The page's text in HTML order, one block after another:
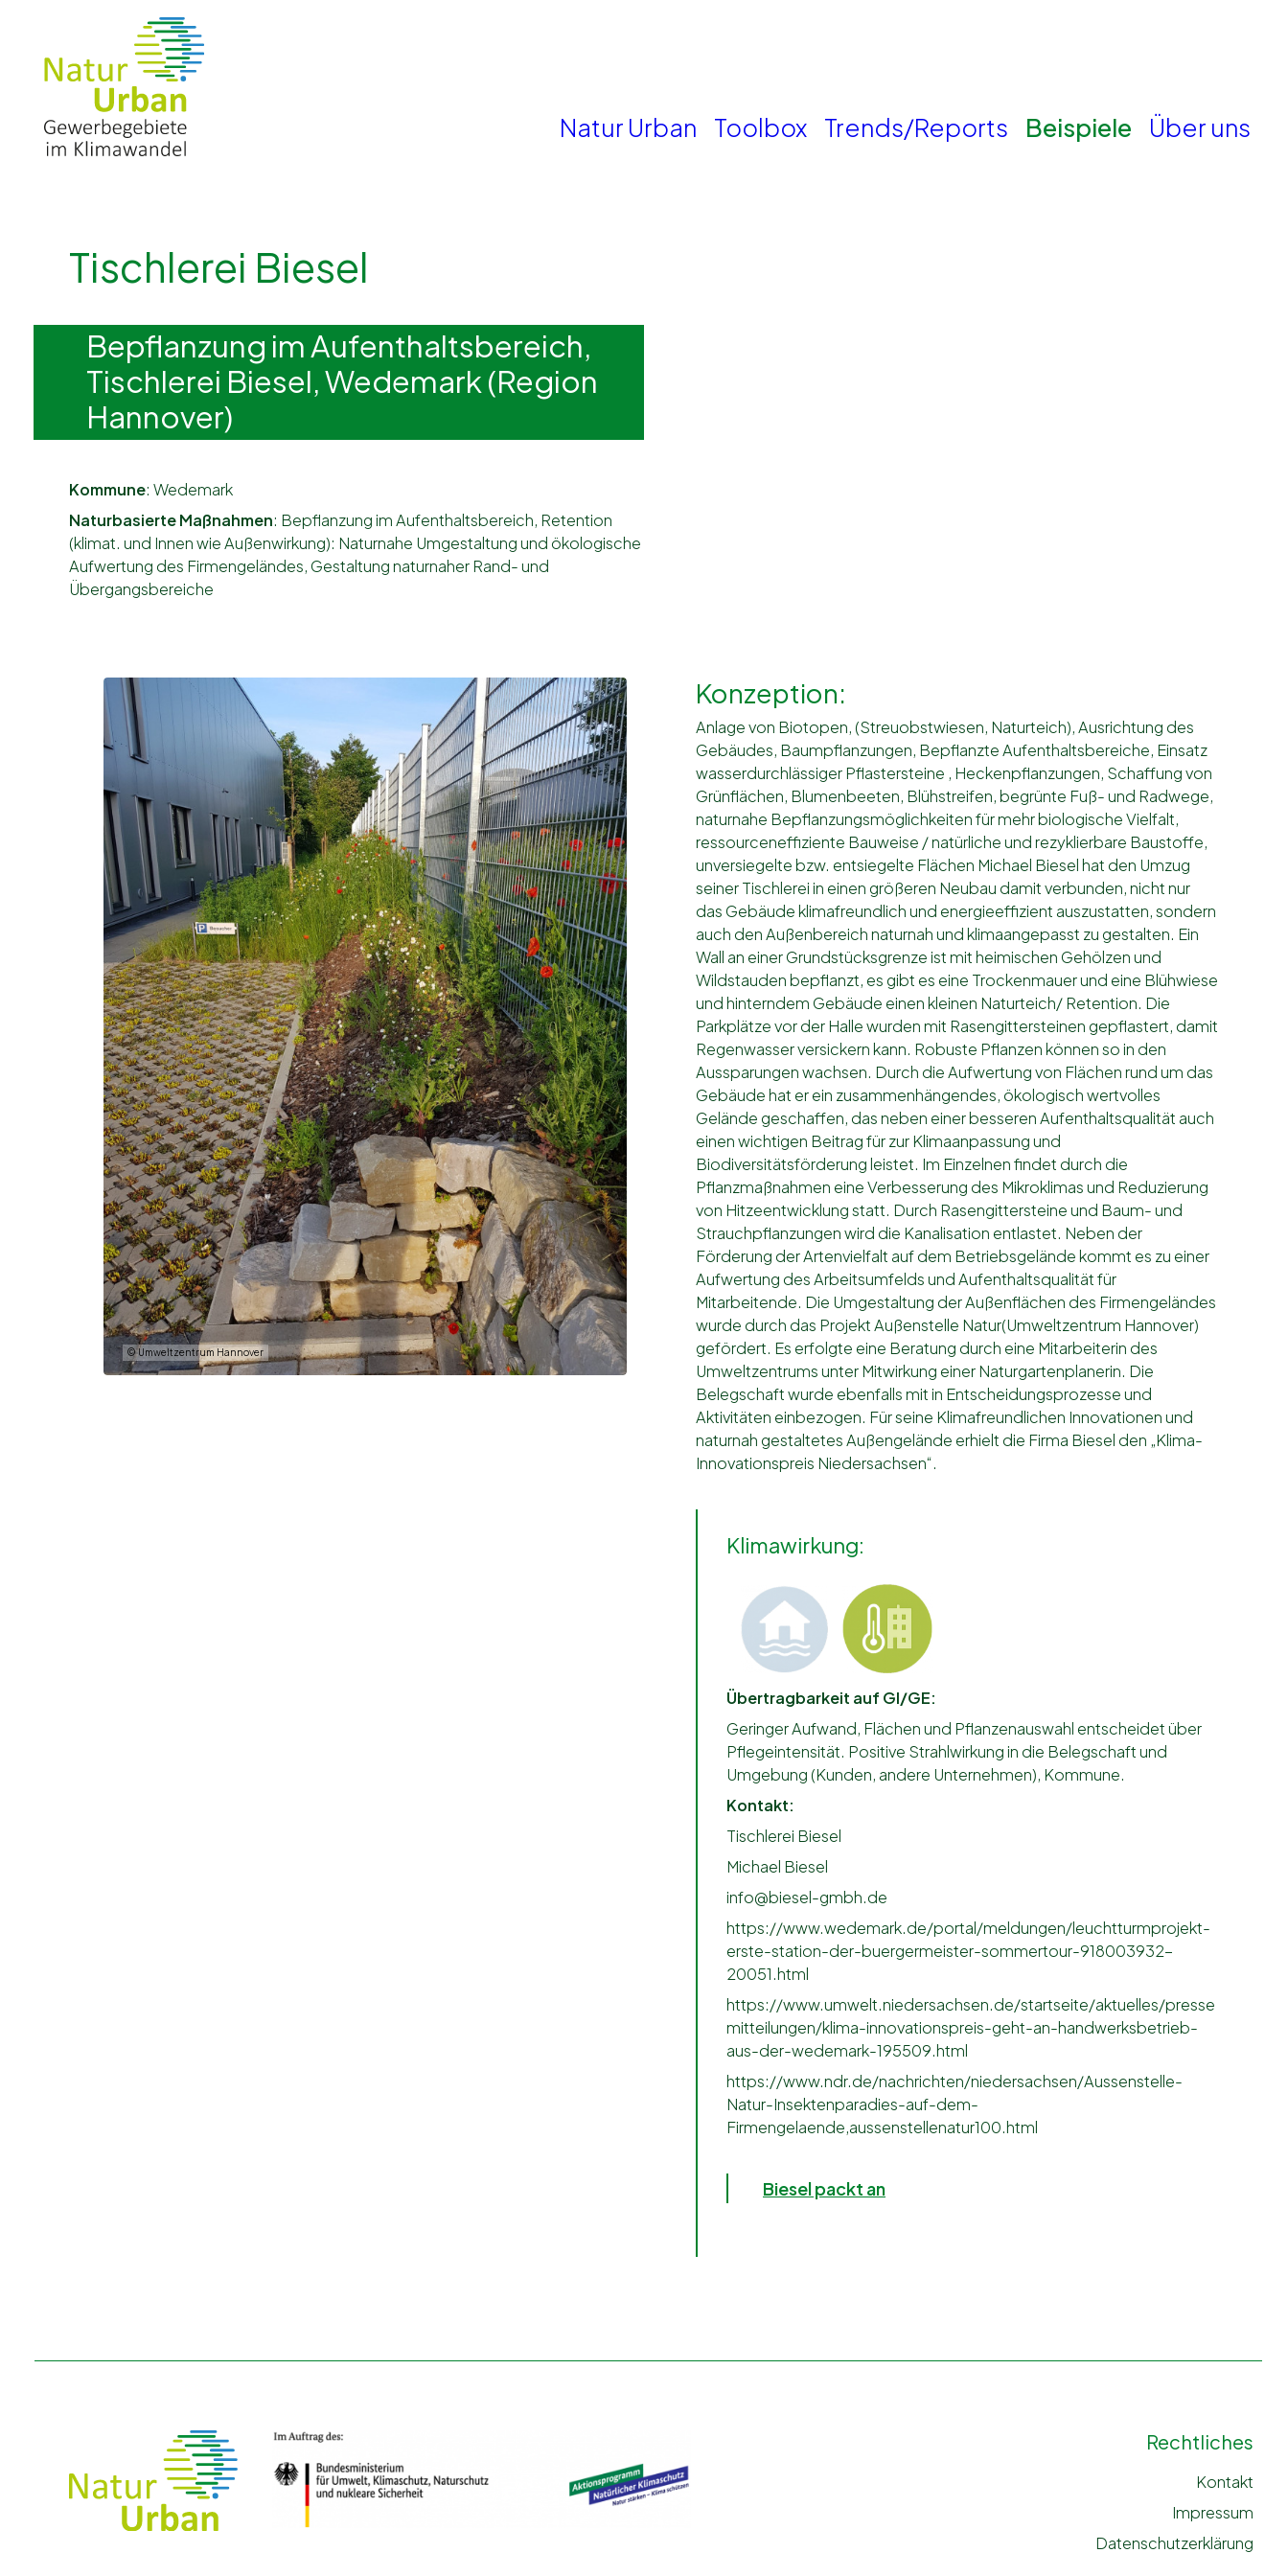
Natur Urban Toolbox Trends/Reports Beispiele Über uns
Tischlerei Biesel
Bepflanzung im Aufenthaltsbereich,
Tischlerei Biesel, Wedemark (Region
Hannover)
Kommune: Wedemark
Naturbasierte Maßnahmen: Bepflanzung im Aufenthaltsbereich, Retention
(klimat. und Innen wie Außenwirkung): Naturnahe Umgestaltung und ökologische
Aufwertung des Firmengeländes, Gestaltung naturnaher Rand- und
Übergangsbereiche
© Umweltzentrum Hannover
Konzeption:
Anlage von Biotopen, (Streuobstwiesen, Naturteich), Ausrichtung des
Gebäudes, Baumpflanzungen, Bepflanzte Aufenthaltsbereiche, Einsatz
wasserdurchlässiger Pflastersteine , Heckenpflanzungen, Schaffung von
Grünflächen, Blumenbeeten, Blühstreifen, begrünte Fuß- und Radwege,
naturnahe Bepflanzungsmöglichkeiten für mehr biologische Vielfalt,
ressourceneffiziente Bauweise / natürliche und rezyklierbare Baustoffe,
unversiegelte bzw. entsiegelte Flächen Michael Biesel hat den Umzug
seiner Tischlerei in einen größeren Neubau damit verbunden, nicht nur
das Gebäude klimafreundlich und energieeffizient auszustatten, sondern
auch den Außenbereich naturnah und klimaangepasst zu gestalten. Ein
Wall an einer Grundstücksgrenze ist mit heimischen Gehölzen und
Wildstauden bepflanzt, es gibt es eine Trockenmauer und eine Blühwiese
und hinterndem Gebäude einen kleinen Naturteich/ Retention. Die
Parkplätze vor der Halle wurden mit Rasengittersteinen gepflastert, damit
Regenwasser versickern kann. Robuste Pflanzen können so in den
Aussparungen wachsen. Durch die Aufwertung von Flächen rund um das
Gebäude hat er ein zusammenhängendes, ökologisch wertvolles
Gelände geschaffen, das neben einer besseren Aufenthaltsqualität auch
einen wichtigen Beitrag für zur Klimaanpassung und
Biodiversitätsförderung leistet. Im Einzelnen findet durch die
Pflanzmaßnahmen eine Verbesserung des Mikroklimas und Reduzierung
von Hitzeentwicklung statt. Durch Rasengittersteine und Baum- und
Strauchpflanzungen wird die Kanalisation entlastet. Neben der
Förderung der Artenvielfalt auf dem Betriebsgelände kommt es zu einer
Aufwertung des Arbeitsumfelds und Aufenthaltsqualität für
Mitarbeitende. Die Umgestaltung der Außenflächen des Firmengeländes
wurde durch das Projekt Außenstelle Natur(Umweltzentrum Hannover)
gefördert. Es erfolgte eine Beratung durch eine Mitarbeiterin des
Umweltzentrums unter Mitwirkung einer Naturgartenplanerin. Die
Belegschaft wurde ebenfalls mit in Entscheidungsprozesse und
Aktivitäten einbezogen. Für seine Klimafreundlichen Innovationen und
naturnah gestaltetes Außengelände erhielt die Firma Biesel den „Klima-
Innovationspreis Niedersachsen“.
Klimawirkung:
Übertragbarkeit auf GI/GE:
Geringer Aufwand, Flächen und Pflanzenauswahl entscheidet über
Pflegeintensität. Positive Strahlwirkung in die Belegschaft und
Umgebung (Kunden, andere Unternehmen), Kommune.
Kontakt:
Tischlerei Biesel
Michael Biesel
info@biesel-gmbh.de
https://www.wedemark.de/portal/meldungen/leuchtturmprojekt-
erste-station-der-buergermeister-sommertour-918003932-
20051.html
https://www.umwelt.niedersachsen.de/startseite/aktuelles/presse
mitteilungen/klima-innovationspreis-geht-an-handwerksbetrieb-
aus-der-wedemark-195509.html
https://www.ndr.de/nachrichten/niedersachsen/Aussenstelle-
Natur-Insektenparadies-auf-dem-
Firmengelaende,aussenstellenatur100.html
Biesel packt an
Rechtliches
Kontakt
Impressum
Datenschutzerklärung